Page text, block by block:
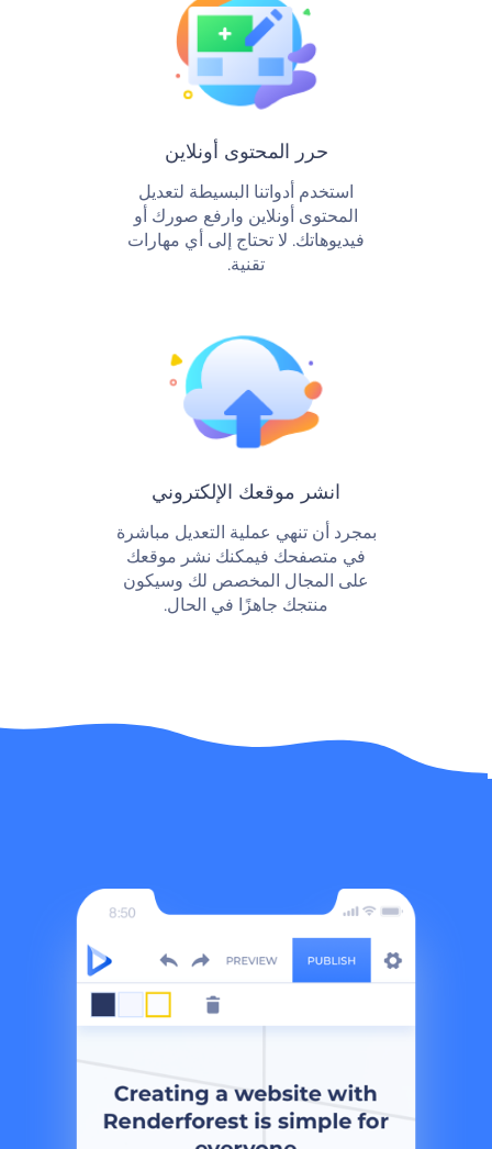
حرر المحتوى أونلاين
استخدم أدواتنا البسيطة لتعديل
المحتوى أونلاين وارفع صورك أو
فيديوهاتك. لا تحتاج إلى أي مهارات
تقنية.
انشر موقعك الإلكتروني
بمجرد أن تنهي عملية التعديل مباشرة
في متصفحك فيمكنك نشر موقعك
على المجال المخصص لك وسيكون
منتجك جاهزًا في الحال.